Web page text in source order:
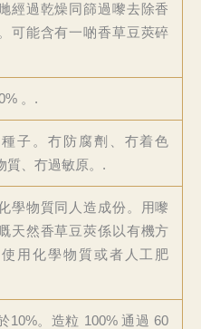
經過乾燥同篩過嚟去除香
可能含有一啲香草豆莢碎
。.
子。冇防腐劑、冇着色
質、冇過敏原。.
學物質同人造成份。用嚟
天然香草豆莢係以有機方
用化學物質或者人工肥
10%。造粒 100% 通過 60